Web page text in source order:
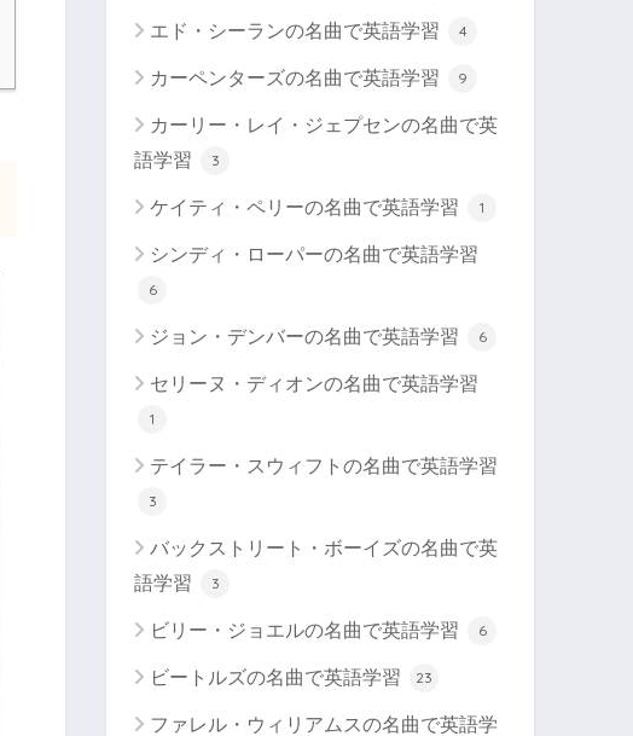
エド・シーランの名曲で英語学習 4
カーペンターズの名曲で英語学習 9
カーリー・レイ・ジェプセンの名曲で英
語学習
3
ケイティ・ペリーの名曲で英語学習 1
シンディ・ローパーの名曲で英語学習
6
ジョン・デンバーの名曲で英語学習 6
セリーヌ・ディオンの名曲で英語学習
1
テイラー・スウィフトの名曲で英語学習
3
バックストリート・ボーイズの名曲で英
語学習
3
ビリー・ジョエルの名曲で英語学習 6
ビートルズの名曲で英語学習 23
ファレル・ウィリアムスの名曲で英語学